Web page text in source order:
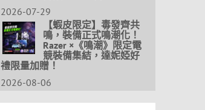
2026-07-29
【蝦皮限定】毒發齊共
鳴，裝備正式鳴潮化！
Razer ×《鳴潮》限定電
競裝備集結，達妮婭好
禮限量加贈！
2026-08-06